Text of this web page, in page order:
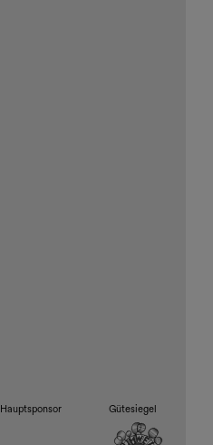
Hauptsponsor Gütesiegel